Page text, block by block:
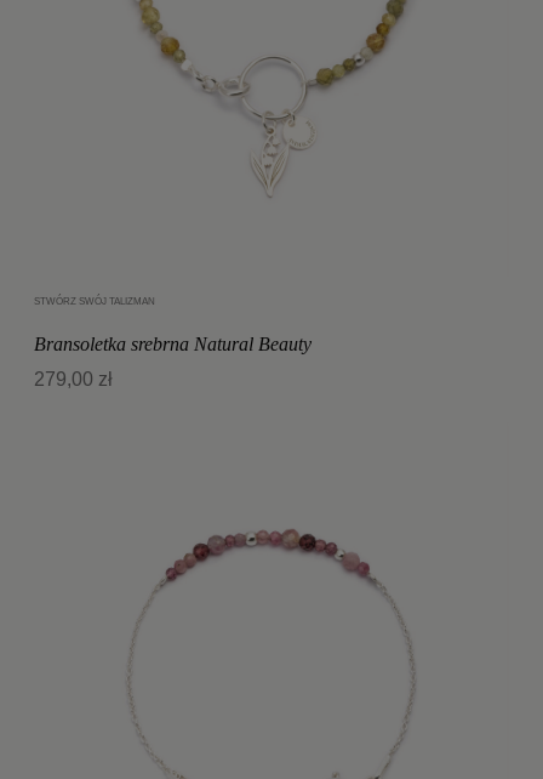
STWÓRZ SWÓJ TALIZMAN
Bransoletka srebrna Natural Beauty
279,00 zł